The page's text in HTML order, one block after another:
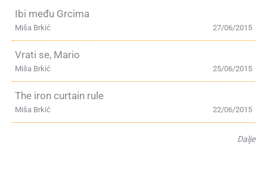
Ibi među Grcima
27/06/2015
Miša Brkić
Vrati se, Mario
25/06/2015
Miša Brkić
The iron curtain rule
22/06/2015
Miša Brkić
Dalje